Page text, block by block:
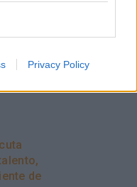
Privacy Policy
de